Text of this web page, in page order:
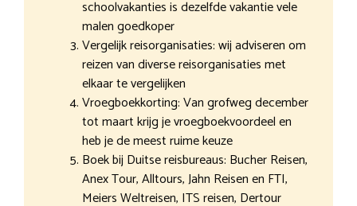
schoolvakanties is dezelfde vakantie vele
malen goedkoper
Vergelijk reisorganisaties: wij adviseren om
reizen van diverse reisorganisaties met
elkaar te vergelijken
Vroegboekkorting: Van grofweg december
tot maart krijg je vroegboekvoordeel en
heb je de meest ruime keuze
Boek bij Duitse reisbureaus: Bucher Reisen,
Anex Tour, Alltours, Jahn Reisen en FTI,
Meiers Weltreisen, ITS reisen, Dertour